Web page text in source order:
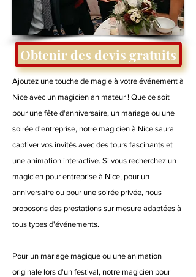
Obtenir des devis gratuits
Ajoutez une touche de magie à votre événement à
Nice avec un magicien animateur ! Que ce soit
pour une fête d'anniversaire, un mariage ou une
soirée d'entreprise, notre magicien à Nice saura
captiver vos invités avec des tours fascinants et
une animation interactive. Si vous recherchez un
magicien pour entreprise à Nice, pour un
anniversaire ou pour une soirée privée, nous
proposons des prestations sur mesure adaptées à
tous types d'événements.
Pour un mariage magique ou une animation
originale lors d'un festival, notre magicien pour